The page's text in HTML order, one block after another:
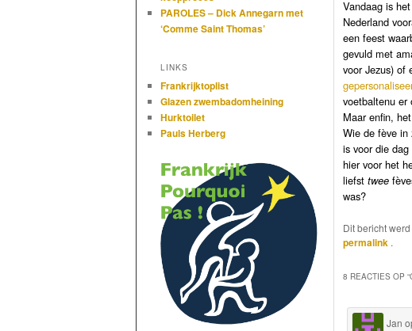
Vandaag is
Nederland
een feest
gevuld met
voor Jezus) of
voetbaltenu er
Maar enfin,
Wie de fève in
is voor die
hier voor het
liefsttwee
was?
Dit bericht
permalink .
8 REACTIES OP “
Jan
PAROLES – Dick Annegarn met
‘Comme Saint Thomas’
LINKS
Frankrijktoplist
Glazen zwembadomheining
Hurktoilet
Pauls Herberg